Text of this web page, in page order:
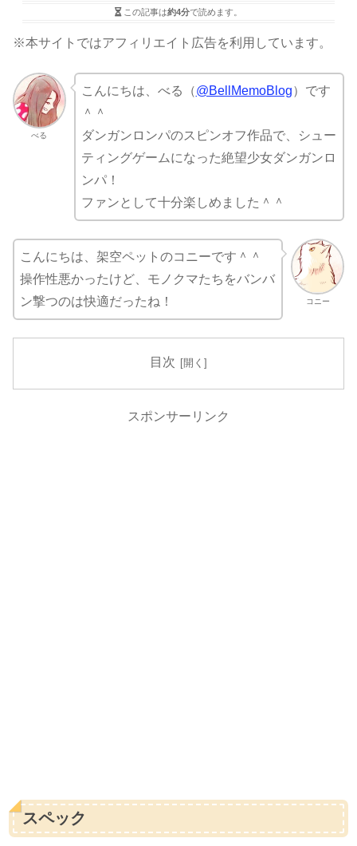
この記事は約4分で読めます。
※本サイトではアフィリエイト広告を利用しています。
べる
こんにちは、べる（@BellMemoBlog）です
＾＾
ダンガンロンパのスピンオフ作品で、シュー
ティングゲームになった絶望少女ダンガンロ
ンパ！
ファンとして十分楽しめました＾＾
コニー
こんにちは、架空ペットのコニーです＾＾
操作性悪かったけど、モノクマたちをバンバ
ン撃つのは快適だったね！
目次
スポンサーリンク
スペック